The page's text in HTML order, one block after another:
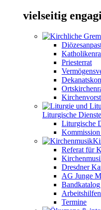
vielseitig
Priesterrat
Liturgische Dienste
Liturgische
Referat für
Dresdner
AG Junge
Arbeitshilfen
Termine